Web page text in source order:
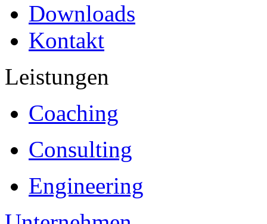
Downloads
Kontakt
Leistungen
Coaching
Consulting
Engineering